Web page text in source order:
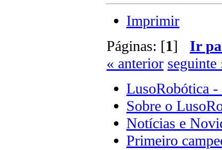
Imprimir
Páginas: [1] Ir
« anterior seguinte
LusoRobótica -
Sobre o
Notícias e
Primeiro